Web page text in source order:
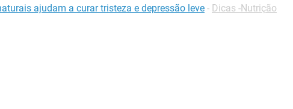
ajudam a curar tristeza e depressão leve - Dicas -Nutrição